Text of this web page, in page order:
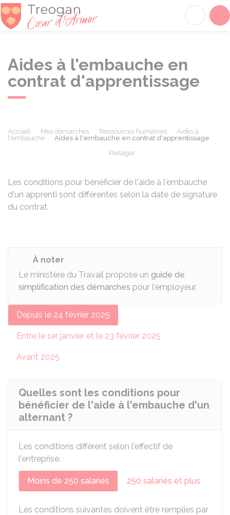
Aides à l'embauche en
contrat d'apprentissage
Accueil Mes démarches Ressources humaines
Aides à
l'embauche
Aides à l'embauche en contrat d'apprentissage
Partager
Les conditions pour bénéficier de l'aide à l'embauche
d'un apprenti sont différentes selon la date de signature
du contrat.
À noter
Le ministère du Travail propose un guide de
simplification des démarches pour l'employeur.
Depuis le 24 février 2025
Entre le 1er janvier et le 23 février 2025
Avant 2025
Quelles sont les conditions pour
bénéficier de l'aide à l'embauche d'un
alternant ?
Les conditions diffèrent selon l'effectif de
l'entreprise.
Moins de 250 salariés 250 salariés et plus
Les conditions suivantes doivent être remplies par